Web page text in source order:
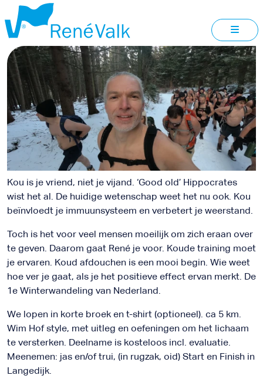
WINTERWANDELING
Kou is je vriend, niet je vijand. ‘Good old’ Hippocrates
wist het al. De huidige wetenschap weet het nu ook. Kou
beïnvloedt je immuunsysteem en verbetert je weerstand.
Toch is het voor veel mensen moeilijk om zich eraan over
te geven. Daarom gaat René je voor. Koude training moet
je ervaren. Koud afdouchen is een mooi begin. Wie weet
hoe ver je gaat, als je het positieve effect ervan merkt. De
1e Winterwandeling van Nederland.
We lopen in korte broek en t-shirt (optioneel). ca 5 km.
Wim Hof style, met uitleg en oefeningen om het lichaam
te versterken. Deelname is kosteloos incl. evaluatie.
Meenemen: jas en/of trui, (in rugzak, oid) Start en Finish in
Langedijk.